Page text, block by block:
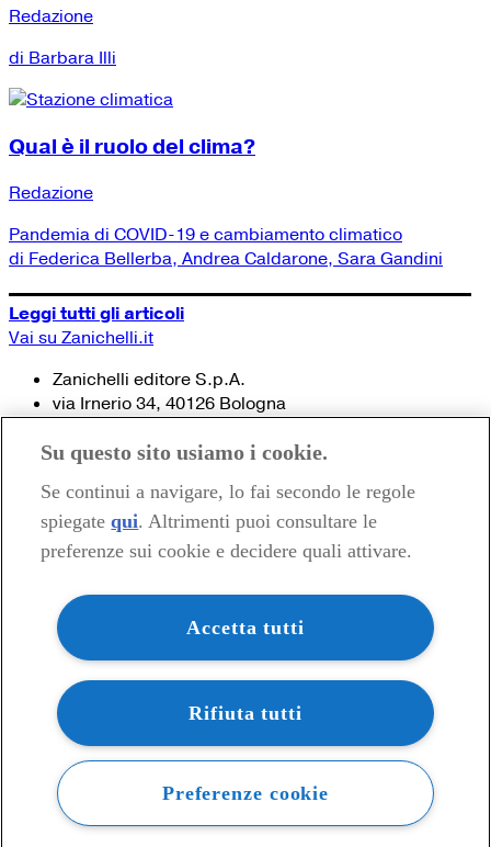
Redazione
di Barbara Illi
Qual è il ruolo del clima?
Redazione
Pandemia di COVID-19 e cambiamento climatico
di Federica Bellerba, Andrea Caldarone, Sara Gandini
Leggi tutti gli articoli
Vai su Zanichelli.it
Zanichelli editore S.p.A.
via Irnerio 34, 40126 Bologna
Tel. 051- 293.111 / 245.024
© 2020 Zanichelli Editore spa
Contatti e recapiti
my.zanichelli.it
Filiali e agenzie
Acquisti: informazioni precontrattuali
Area stampa
Privacy
Su questo sito usiamo i cookie.
Se continui a navigare, lo fai secondo le regole
spiegate qui. Altrimenti puoi consultare le
preferenze sui cookie e decidere quali attivare.
Accetta tutti
Rifiuta tutti
Preferenze cookie